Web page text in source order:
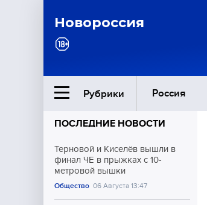
Новороссия
Рубрики Россия
Ближний Восток
Общество
ПОСЛЕДНИЕ НОВОСТИ
Терновой и Киселёв вышли в
финал ЧЕ в прыжках с 10-
метровой вышки
Общество 06 Августа 13:47